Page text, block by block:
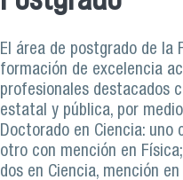
El área de postgrado de la
formación de excelencia
profesionales destacados
estatal y pública, por
Doctorado en Ciencia:
otro con mención en
dos en Ciencia, mención